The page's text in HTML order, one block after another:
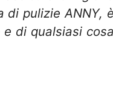
di pulizie ANNY, è
di qualsiasi cosa